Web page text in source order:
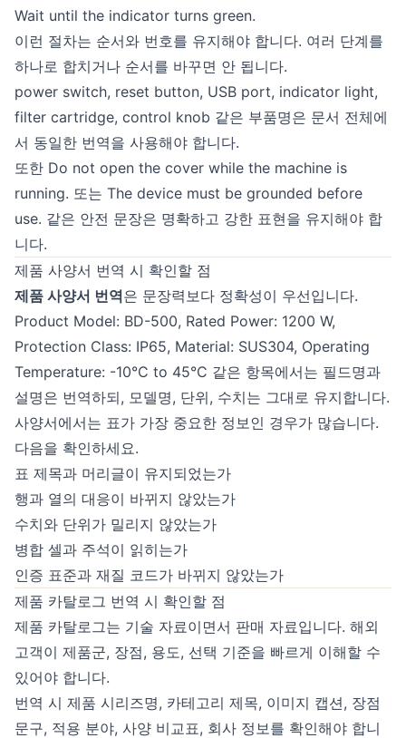
Wait until the indicator turns green.
이런 절차는 순서와 번호를 유지해야 합니다. 여러 단계를
하나로 합치거나 순서를 바꾸면 안 됩니다.
power switch, reset button, USB port, indicator light,
filter cartridge, control knob 같은 부품명은 문서 전체에
서 동일한 번역을 사용해야 합니다.
또한 Do not open the cover while the machine is
running. 또는 The device must be grounded before
use. 같은 안전 문장은 명확하고 강한 표현을 유지해야 합
니다.
제품 사양서 번역 시 확인할 점
제품 사양서 번역은 문장력보다 정확성이 우선입니다.
Product Model: BD-500, Rated Power: 1200 W,
Protection Class: IP65, Material: SUS304, Operating
Temperature: -10°C to 45°C 같은 항목에서는 필드명과
설명은 번역하되, 모델명, 단위, 수치는 그대로 유지합니다.
사양서에서는 표가 가장 중요한 정보인 경우가 많습니다.
다음을 확인하세요.
표 제목과 머리글이 유지되었는가
행과 열의 대응이 바뀌지 않았는가
수치와 단위가 밀리지 않았는가
병합 셀과 주석이 읽히는가
인증 표준과 재질 코드가 바뀌지 않았는가
제품 카탈로그 번역 시 확인할 점
제품 카탈로그는 기술 자료이면서 판매 자료입니다. 해외
고객이 제품군, 장점, 용도, 선택 기준을 빠르게 이해할 수
있어야 합니다.
번역 시 제품 시리즈명, 카테고리 제목, 이미지 캡션, 장점
문구, 적용 분야, 사양 비교표, 회사 정보를 확인해야 합니